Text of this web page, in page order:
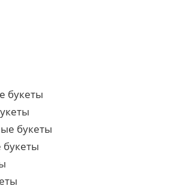
букеты
букеты
букеты